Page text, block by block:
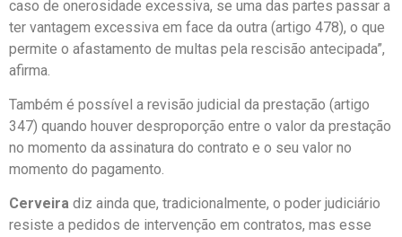
caso de onerosidade excessiva, se uma das partes passar a
ter vantagem excessiva em face da outra (artigo 478), o que
permite o afastamento de multas pela rescisão antecipada”,
afirma.
Também é possível a revisão judicial da prestação (artigo
347) quando houver desproporção entre o valor da prestação
no momento da assinatura do contrato e o seu valor no
momento do pagamento.
Cerveira diz ainda que, tradicionalmente, o poder judiciário
resiste a pedidos de intervenção em contratos, mas esse